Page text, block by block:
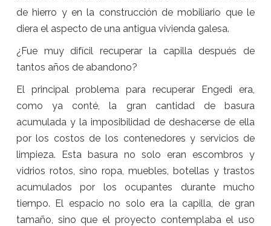
de hierro y en la construcción de mobiliario que le
diera el aspecto de una antigua vivienda galesa.
¿Fue muy difícil recuperar la capilla después de
tantos años de abandono?
El principal problema para recuperar Engedi era,
como ya conté, la gran cantidad de basura
acumulada y la imposibilidad de deshacerse de ella
por los costos de los contenedores y servicios de
limpieza. Esta basura no solo eran escombros y
vidrios rotos, sino ropa, muebles, botellas y trastos
acumulados por los ocupantes durante mucho
tiempo. El espacio no solo era la capilla, de gran
tamaño, sino que el proyecto contemplaba el uso